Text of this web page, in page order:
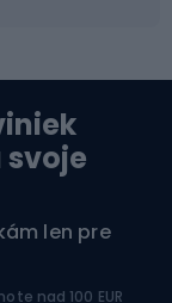
svoje
len pre
nad 100 EUR